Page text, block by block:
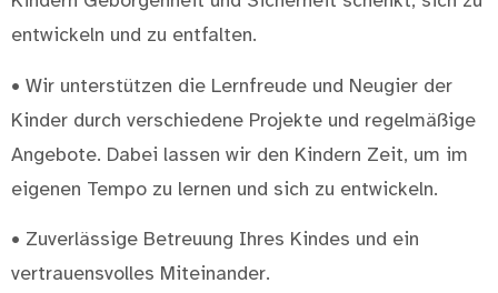
entwickeln und zu entfalten.
• Wir unterstützen die Lernfreude und Neugier der
Kinder durch verschiedene Projekte und regelmäßige
Angebote. Dabei lassen wir den Kindern Zeit, um im
eigenen Tempo zu lernen und sich zu entwickeln.
• Zuverlässige Betreuung Ihres Kindes und ein
vertrauensvolles Miteinander.